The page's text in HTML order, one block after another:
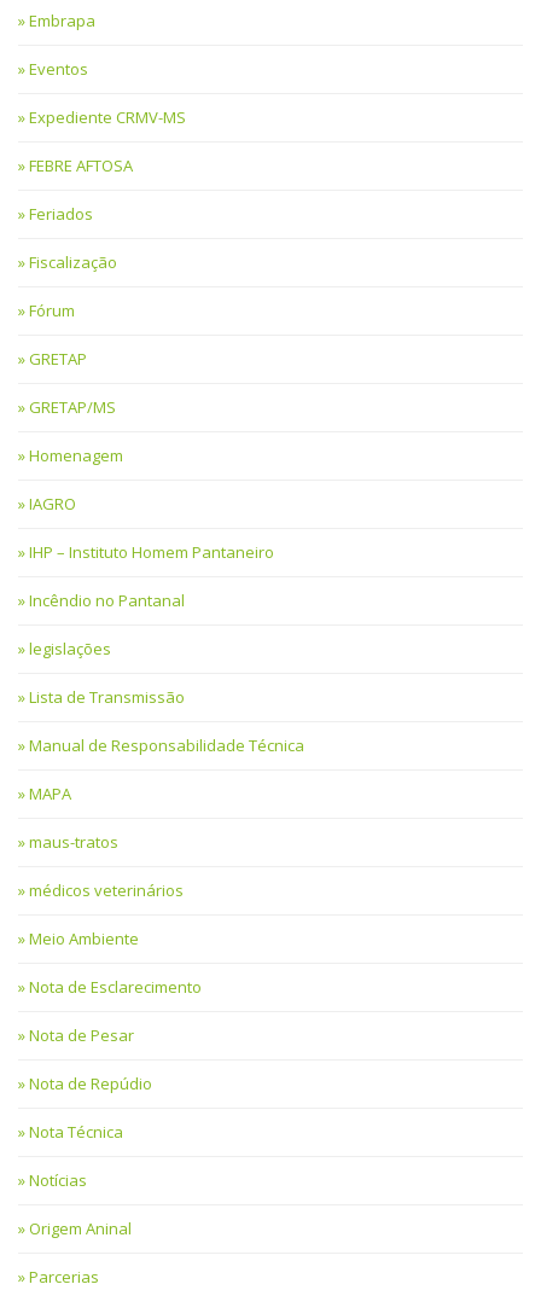
Embrapa
Eventos
Expediente CRMV-MS
FEBRE AFTOSA
Feriados
Fiscalização
Fórum
GRETAP
GRETAP/MS
Homenagem
IAGRO
IHP – Instituto Homem Pantaneiro
Incêndio no Pantanal
legislações
Lista de Transmissão
Manual de Responsabilidade Técnica
MAPA
maus-tratos
médicos veterinários
Meio Ambiente
Nota de Esclarecimento
Nota de Pesar
Nota de Repúdio
Nota Técnica
Notícias
Origem Aninal
Parcerias